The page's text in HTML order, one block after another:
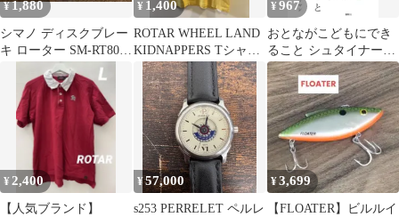
¥1,880
シマノ ディスクブレー
キ ローター SM-RT800
¥ 1,400
ROTAR WHEEL LAND
KIDNAPPERS Tシャツ
ローター
¥967
おとながこどもにでき
ること シュタイナーの
こどもの育てかた/春秋
社 /ローター・シュタイ
ンマン（単行本）
¥2,400
【人気ブランド】
¥57,000
s253 PERRELET ペルレ
¥3,699
【FLOATER】ビルルイ